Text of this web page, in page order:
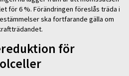
för 6 %. Förändringen föreslås träda i
ska fortfarande gälla om
för